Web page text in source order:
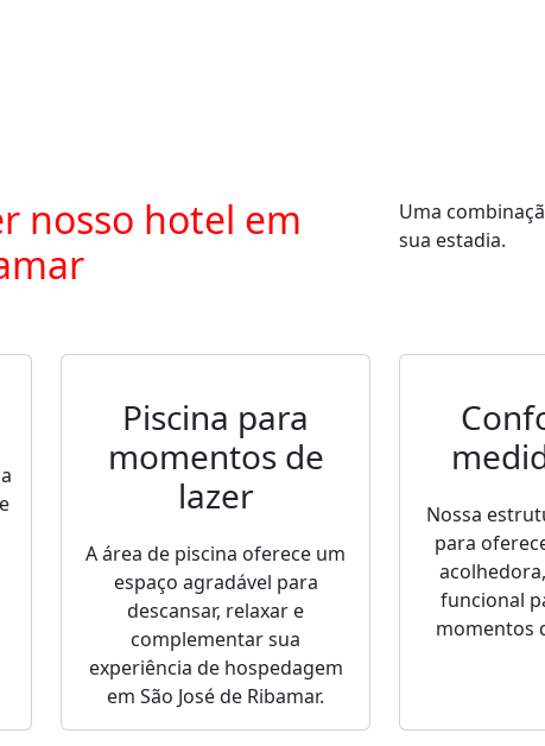
nosso hotel em
Uma
sua estadia.
Piscina para
momentos de
lazer
A área de piscina oferece um
espaço agradável para
descansar, relaxar e
complementar sua
experiência de hospedagem
em São José de Ribamar.
Nossa
para
funcional
momentos